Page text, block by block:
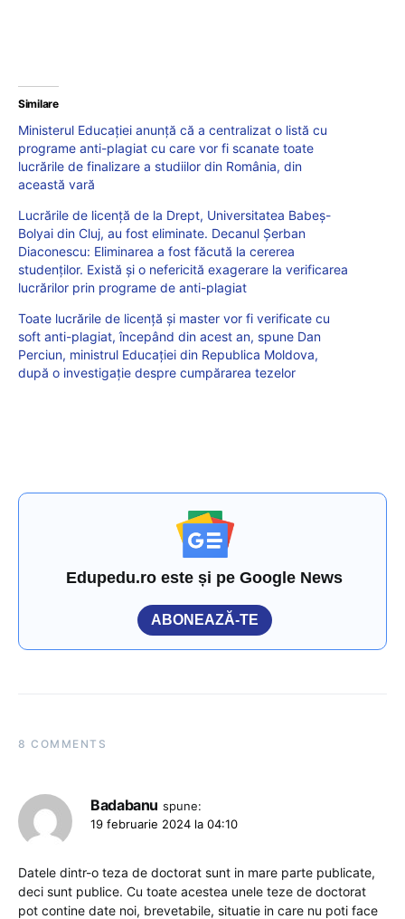
Similare
Ministerul Educației anunță că a centralizat o listă cu
programe anti-plagiat cu care vor fi scanate toate
lucrările de finalizare a studiilor din România, din
această vară
Lucrările de licență de la Drept, Universitatea Babeș-
Bolyai din Cluj, au fost eliminate. Decanul Șerban
Diaconescu: Eliminarea a fost făcută la cererea
studenților. Există și o nefericită exagerare la verificarea
lucrărilor prin programe de anti-plagiat
Toate lucrările de licență și master vor fi verificate cu
soft anti-plagiat, începând din acest an, spune Dan
Perciun, ministrul Educației din Republica Moldova,
după o investigație despre cumpărarea tezelor
Edupedu.ro este și pe Google News
ABONEAZĂ-TE
8 COMMENTS
Badabanu spune:
19 februarie 2024 la 04:10
Datele dintr-o teza de doctorat sunt in mare parte publicate,
deci sunt publice. Cu toate acestea unele teze de doctorat
pot contine date noi, brevetabile, situatie in care nu poti face